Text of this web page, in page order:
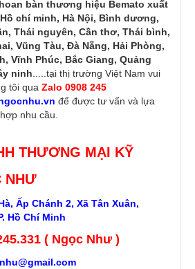
bàn thương hiệu Bemato xuất
Hồ chí minh, Hà Nội, Bình dương,
Thái nguyên, Cần thơ, Thái bình,
Vũng Tàu, Đà Nẵng, Hải Phòng,
Vĩnh Phúc, Bắc Giang, Quảng
ninh .....tại thị trường Việt Nam vui
tôi qua Zalo 0908 245
để được tư vấn và lựa
nhu cầu.
THƯƠNG MẠI KỸ
NHƯ
Ấp Chánh 2, Xã Tân Xuân,
Hồ Chí Minh
( Ngọc Như )